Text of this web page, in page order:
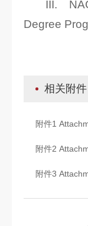
III.
Degree
相关附件
附件1
附件2
附件3